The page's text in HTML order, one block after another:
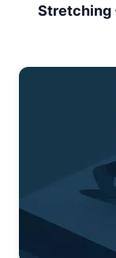
Stretching